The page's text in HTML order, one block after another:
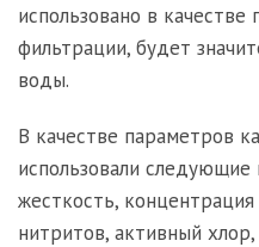
использовано в
фильтрации, будет
воды.
В качестве параметров
использовали следующие
жесткость,
нитритов, активный